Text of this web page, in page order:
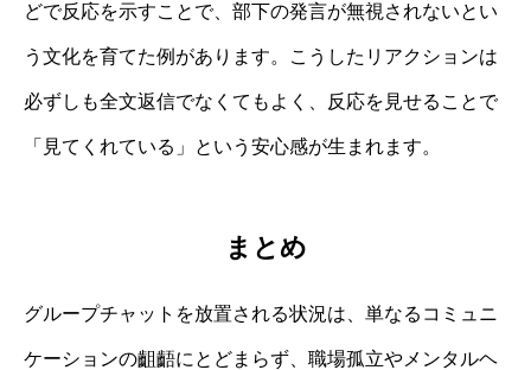
どで反応を示すことで、部下の発言が無視されないとい
う文化を育てた例があります。こうしたリアクションは
必ずしも全文返信でなくてもよく、反応を見せることで
「見てくれている」という安心感が生まれます。
まとめ
グループチャットを放置される状況は、単なるコミュニ
ケーションの齟齬にとどまらず、職場孤立やメンタルヘ